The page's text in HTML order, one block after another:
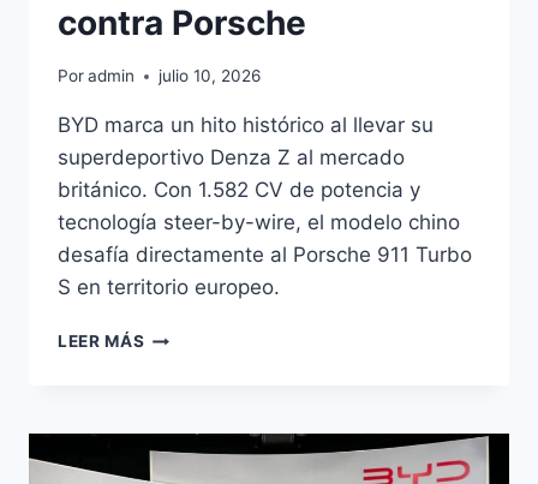
contra Porsche
Poradmin julio 10, 2026
BYD marca un hito histórico al llevar su
superdeportivo Denza Z al mercado
británico. Con 1.582 CV de potencia y
tecnología steer-by-wire, el modelo chino
desafía directamente al Porsche 911 Turbo
S en territorio europeo.
LEER MÁS BYD
EN
REINO